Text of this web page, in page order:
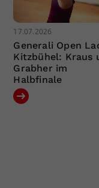
17.07.2026
Generali Open
Kitzbühel: Kraus
Grabher im
Halbfinale